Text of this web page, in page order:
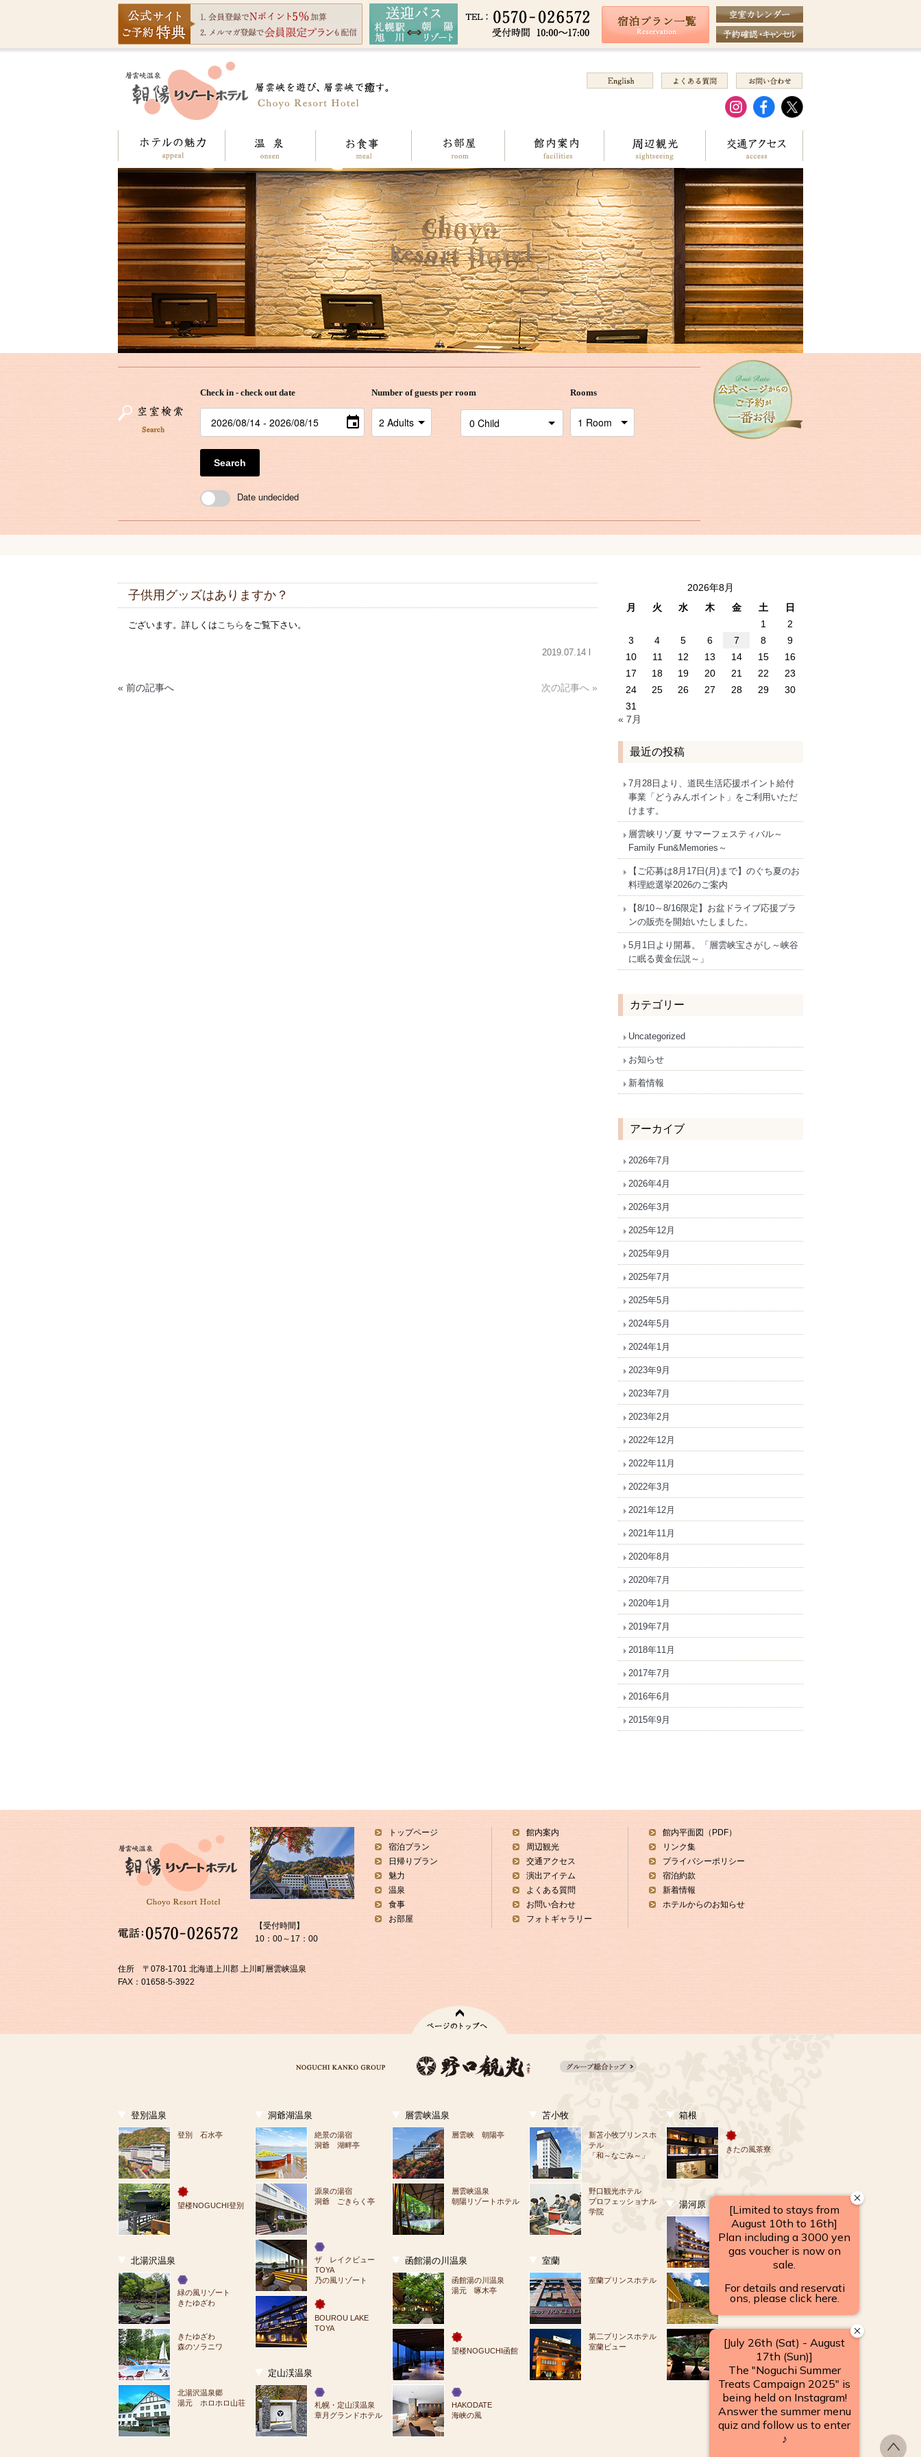
Check in - check out date Number of guests per room Rooms
Search
Date undecided
子供用グッズはありますか？
ございます。詳しくはこちら をご覧下さい。
2019.07.14 l
« 前の記事へ 次の記事へ »
2026年8月
月
火 水 木 金 土
日
1
2
3
4 5 6 7 8
9
10
11 12 13 14 15
16
17
18 19 20 21 22
23
24
25 26 27 28 29
30
31
« 7月
最近の投稿
7月28日より、道民生活応援ポイント給付
事業「どうみんポイント」をご利用いただ
けます。
層雲峡リゾ夏 サマーフェスティバル～
Family Fun&Memories～
【ご応募は8月17日(月)まで】のぐち夏のお
料理総選挙2026のご案内
【8/10～8/16限定】お盆ドライブ応援プラ
ンの販売を開始いたしました。
5月1日より開幕。「層雲峡宝さがし～峡谷
に眠る黄金伝説～」
カテゴリー
Uncategorized
お知らせ
新着情報
アーカイブ
2026年7月
2026年4月
2026年3月
2025年12月
2025年9月
2025年7月
2025年5月
2024年5月
2024年1月
2023年9月
2023年7月
2023年2月
2022年12月
2022年11月
2022年3月
2021年12月
2021年11月
2020年8月
2020年7月
2020年1月
2019年7月
2018年11月
2017年7月
2016年6月
2015年9月
【受付時間】
10：00～17：00
住所 〒078-1701 北海道上川郡 上川町層雲峡温泉
FAX：01658-5-3922
トップページ
宿泊プラン
日帰りプラン
魅力
温泉
食事
お部屋
館内案内
周辺観光
交通アクセス
演出アイテム
よくある質問
お問い合わせ
フォトギャラリー
館内平面図（PDF）
リンク集
プライバシーポリシー
宿泊約款
新着情報
ホテルからのお知らせ
登別温泉
登別 石水亭
望楼NOGUCHI登別
北湯沢温泉
緑の風リゾート
きたゆざわ
きたゆざわ
森のソラニワ
北湯沢温泉郷
湯元 ホロホロ山荘
洞爺湖温泉
絶景の湯宿
洞爺 湖畔亭
源泉の湯宿
洞爺 ごきらく亭
ザ　レイクビュー
TOYA
乃の風リゾート
BOUROU LAKE
TOYA
定山渓温泉
札幌・定山渓温泉
章月グランドホテル
層雲峡温泉
層雲峡 朝陽亭
層雲峡温泉
朝陽リゾートホテル
函館湯の川温泉
函館湯の川温泉
湯元 啄木亭
望楼NOGUCHI函館
HAKODATE
海峡の風
苫小牧
新苫小牧プリンスホ
テル
「和～なごみ～」
野口観光ホテル
プロフェッショナル
学院
室蘭
室蘭プリンスホテル
第二プリンスホテル
室蘭ビュー
箱根
きたの風茶寮
湯河原
源泉のお宿
湯河原 千代田荘
山翠楼
SANSUIROU
海石榴 つばき